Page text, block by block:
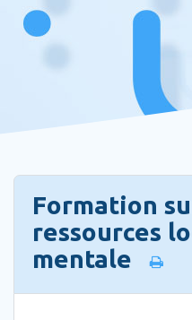
Formation
ressources
mentale